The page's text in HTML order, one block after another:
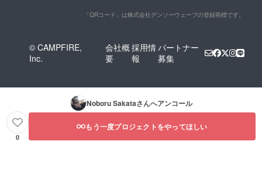
「QRコード」は株式会社デンソーウェーブの登録商標です。
© CAMPFIRE,
Inc.
会社概
要
採用情
報
パートナー
募集
Noboru Sakataさんへアンコール
0
もう一度プロジェクトをやってほしい